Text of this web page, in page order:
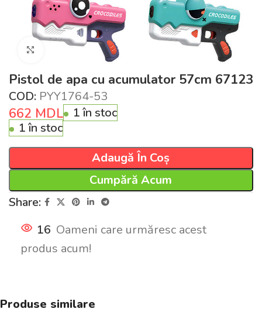
Click pentru a mări
Pistol de apa cu acumulator 57cm 67123
COD: PYY1764-53
662 MDL
1 în stoc
1 în stoc
Adaugă În Coș
Cumpără Acum
Share:
16 Oameni care urmăresc acest
produs acum!
Produse similare